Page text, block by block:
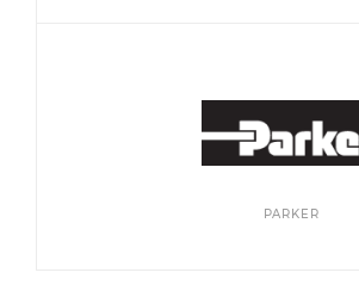
PARKER